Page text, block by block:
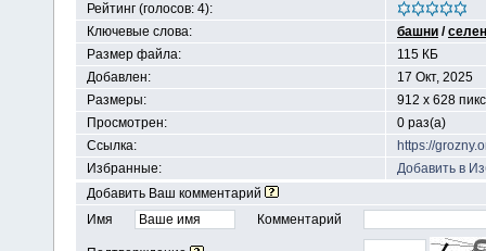
Рейтинг (голосов: 4):
Ключевые слова:
башни /
Размер файла:
115 КБ
Добавлен:
17 Окт, 2025
Размеры:
912 x 628
Просмотрен:
0 раз(а)
Ссылка:
https://
Избранные:
Добавить в
Добавить Ваш комментарий
Имя
Комментарий